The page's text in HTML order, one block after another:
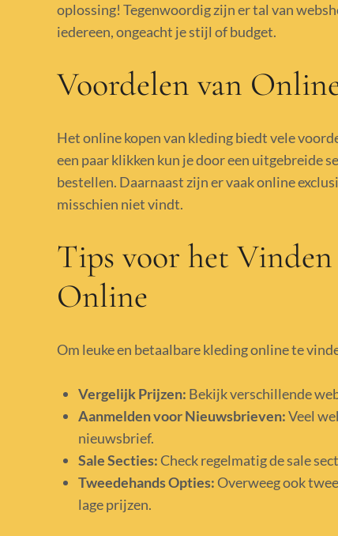
oplossing! Tegenwoordig zijn er tal van
iedereen, ongeacht je stijl of budget.
Voordelen van
Het online kopen van kleding biedt vele
een paar klikken kun je door een uitgebreide
bestellen. Daarnaast zijn er vaak online
misschien niet vindt.
Tips voor het
Online
Om leuke en betaalbare kleding online te
Vergelijk Prijzen: Bekijk verschillende
Aanmelden voor Nieuwsbrieven:Veel
nieuwsbrief.
Sale Secties:Check regelmatig de sale
Tweedehands Opties:Overweeg ook
lage prijzen.